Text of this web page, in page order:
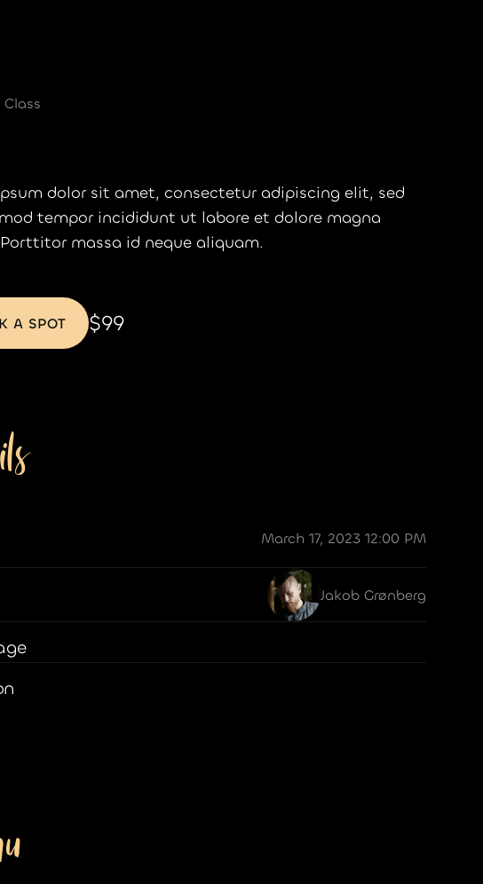
dolor sit amet, consectetur adipiscing elit, sed
tempor incididunt ut labore et dolore magna
massa id neque aliquam.
A SPOT
A SPOT
$99
March 17, 2023 12:00 PM
Jakob Grønberg